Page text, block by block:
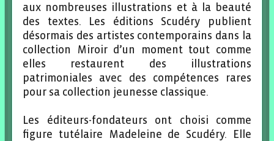
aux nombreuses illustrations et à la beauté
des textes. Les éditions Scudéry publient
désormais des artistes contemporains dans la
collection Miroir d’un moment tout comme
elles restaurent des illustrations
patrimoniales avec des compétences rares
pour sa collection jeunesse classique.
Les éditeurs-fondateurs ont choisi comme
figure tutélaire Madeleine de Scudéry. Elle